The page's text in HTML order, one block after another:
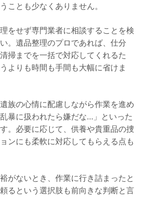
ことも少なくありません。
をせず専門業者に相談することを検
。遺品整理のプロであれば、仕分
掃までを一括で対応してくれるた
よりも時間も手間も大幅に省けま
族の心情に配慮しながら作業を進め
暴に扱われたら嫌だな…」といった
。必要に応じて、供養や貴重品の捜
ンにも柔軟に対応してもらえる点も
がないとき、作業に行き詰まったと
るという選択肢も前向きな判断と言